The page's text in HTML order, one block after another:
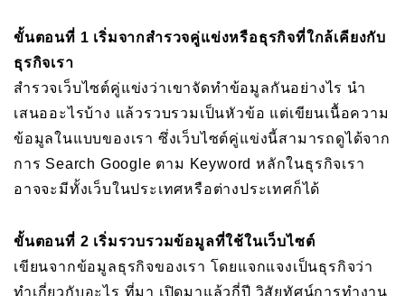
ขั้นตอนที่ 1 เริ่มจากสำรวจคู่แข่งหรือธุรกิจที่ใกล้เคียงกับ
ธุรกิจเรา
สำรวจเว็บไซต์คู่แข่งว่าเขาจัดทำข้อมูลกันอย่างไร นำ
เสนออะไรบ้าง แล้วรวบรวมเป็นหัวข้อ แต่เขียนเนื้อความ
ข้อมูลในแบบของเรา ซึ่งเว็บไซต์คู่แข่งนี้สามารถดูได้จาก
การ Search Google ตาม Keyword หลักในธุรกิจเรา
อาจจะมีทั้งเว็บในประเทศหรือต่างประเทศก็ได้
ขั้นตอนที่ 2 เริ่มรวบรวมข้อมูลที่ใช้ในเว็บไซต์
เขียนจากข้อมูลธุรกิจของเรา โดยแจกแจงเป็นธุรกิจว่า
ทำเกี่ยวกับอะไร ที่มา เปิดมาแล้วกี่ปี วิสัยทัศน์การทำงาน